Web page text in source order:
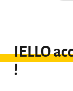
IELLO
!